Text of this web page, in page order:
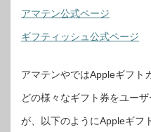
アマテン公式ページ
ギフティッシュ公式ページ
アマテンやではAppleギフト
どの様々なギフト券をユー
が、以下のようにAppleギフ